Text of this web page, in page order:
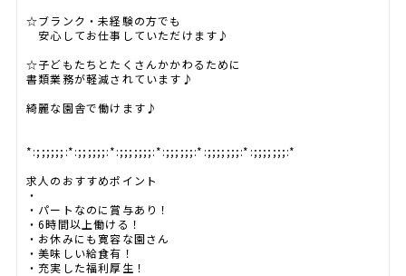
☆ブランク・未経験の方でも
安心してお仕事していただけます♪
☆子どもたちとたくさんかかわるために
書類業務が軽減されています♪
綺麗な園舎で働けます♪
*:;;;;;;:*:;;;;;;:*:;;;;;;;:*:;;;;;;:*:;;;;;;;:*:;;;;;;;:*
求人のおすすめポイント
・
・パートなのに賞与あり！
・6時間以上働ける！
・お休みにも寛容な園さん
・美味しい給食有！
・充実した福利厚生！